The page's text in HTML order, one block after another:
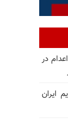
در
ایران